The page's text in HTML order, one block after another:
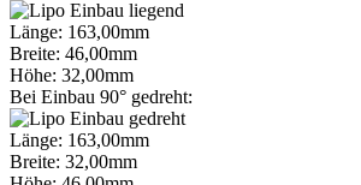
Länge: 163,00mm
Breite: 46,00mm
Höhe: 32,00mm
Bei Einbau 90° gedreht:
Länge: 163,00mm
Breite: 32,00mm